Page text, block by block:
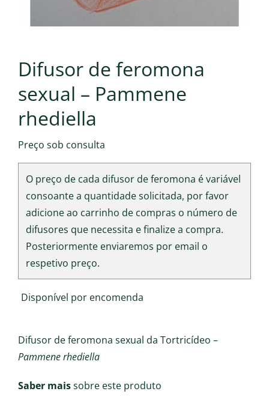
Difusor de feromona
sexual – Pammene
rhediella
Preço sob consulta
O preço de cada difusor de feromona é variável
consoante a quantidade solicitada, por favor
adicione ao carrinho de compras o número de
difusores que necessita e finalize a compra.
Posteriormente enviaremos por email o
respetivo preço.
Disponível por encomenda
Difusor de feromona sexual da Tortricídeo –
Pammene rhediella
Saber maissobre este produto